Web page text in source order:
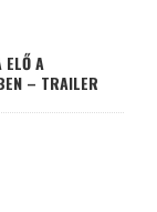
ELŐ A
– TRAILER